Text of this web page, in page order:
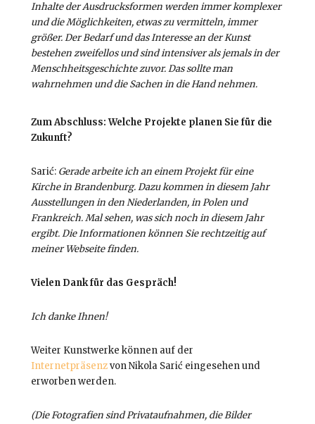
Inhalte der Ausdrucksformen werden immer komplexer
und die Möglichkeiten, etwas zu vermitteln, immer
größer. Der Bedarf und das Interesse an der Kunst
bestehen zweifellos und sind intensiver als jemals in der
Menschheitsgeschichte zuvor. Das sollte man
wahrnehmen und die Sachen in die Hand nehmen.
Zum Abschluss: Welche Projekte planen Sie für die
Zukunft?
Sarić: Gerade arbeite ich an einem Projekt für eine
Kirche in Brandenburg. Dazu kommen in diesem Jahr
Ausstellungen in den Niederlanden, in Polen und
Frankreich. Mal sehen, was sich noch in diesem Jahr
ergibt. Die Informationen können Sie rechtzeitig auf
meiner Webseite finden.
Vielen Dank für das Gespräch!
Ich danke Ihnen!
Weiter Kunstwerke können auf der
Internetpräsenzvon Nikola Sarić eingesehen und
erworben werden.
(Die Fotografien sind Privataufnahmen, die Bilder